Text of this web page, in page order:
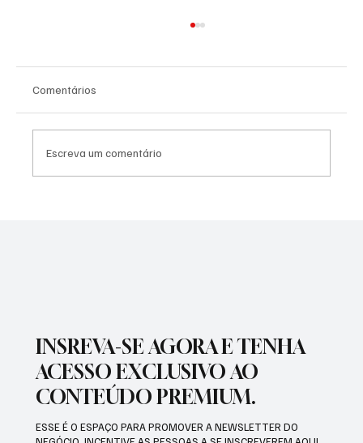
Comentários
Escreva um comentário
INSREVA-SE AGORA E TENHA
ACESSO EXCLUSIVO AO
CONTEÚDO PREMIUM.
ESSE É O ESPAÇO PARA PROMOVER A NEWSLETTER DO